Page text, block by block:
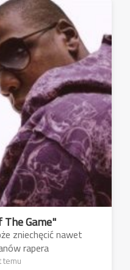
The Game"
zniechęcić nawet
rapera
temu